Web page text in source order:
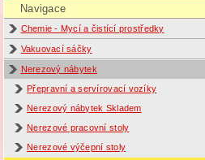
Navigace
Chemie - Mycí a čistící prostředky
Vakuovací sáčky
Nerezový nábytek
Přepravní a servírovací vozíky
Nerezový nábytek Skladem
Nerezové pracovní stoly
Nerezové výčepní stoly